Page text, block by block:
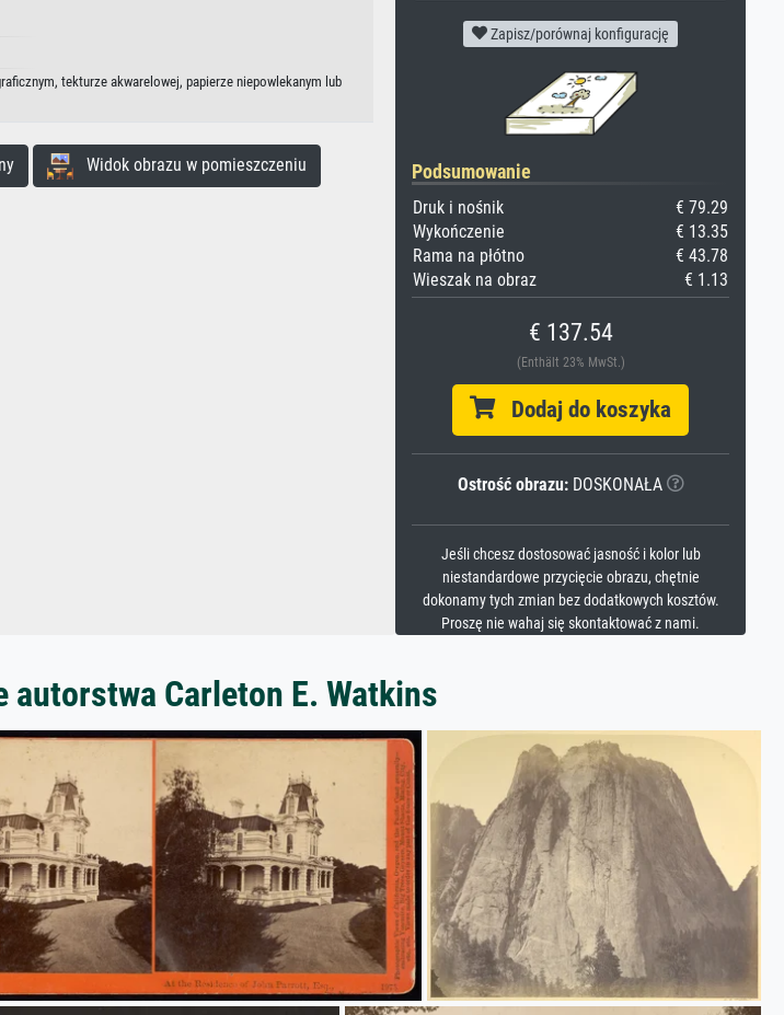
tekturze akwarelowej, papierze niepowlekanym lub
Widok obrazu w pomieszczeniu
Zapisz/porównaj konfigurację
Podsumowanie
Druk i nośnik
€ 79.29
Wykończenie
€ 13.35
Rama na płótno
€ 43.78
Wieszak na obraz
€ 1.13
€ 137.54
(Enthält 23% MwSt.)
Dodaj do koszyka
Ostrość obrazu:DOSKONAŁA
Jeśli chcesz dostosować jasność i kolor lub
niestandardowe przycięcie obrazu, chętnie
dokonamy tych zmian bez dodatkowych kosztów.
Proszę nie wahaj się skontaktować z nami.
Carleton E. Watkins